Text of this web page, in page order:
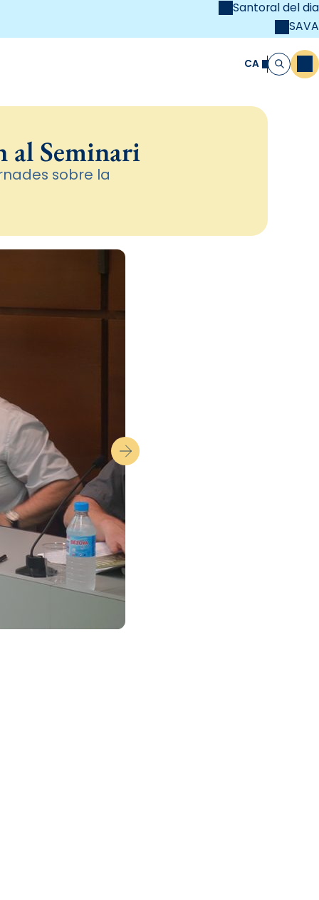
Santoral del dia
SAVA
Cristiana CA Cerca
al Seminari
sobre la